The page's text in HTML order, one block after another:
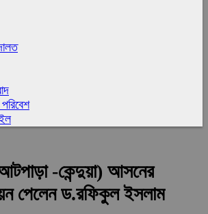
-কেন্দুয়া) আসনের
পেলেন ড.রফিকুল ইসলাম